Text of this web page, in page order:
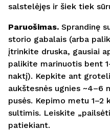
salstelėjęs ir šiek tiek
Paruošimas. Sprandinę
storio gabalais (arba
įtrinkite druska, gausiai
palikite marinuotis bent
naktį). Kepkite ant
aukštesnės ugnies ~4–6
pusės. Kepimo metu 1–2
sultimis. Leiskite
patiekiant.